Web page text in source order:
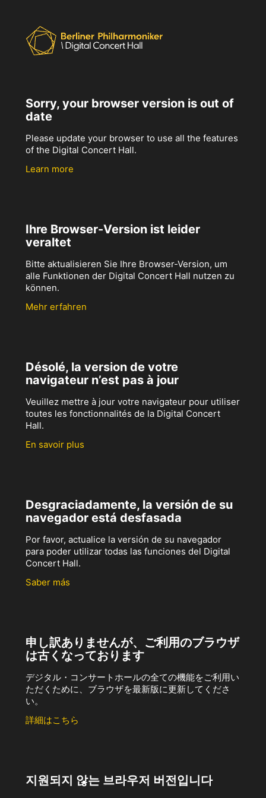
Sorry, your browser version is out of
date
Please update your browser to use all the features
of the Digital Concert Hall.
Learn more
Ihre Browser-Version ist leider
veraltet
Bitte aktualisieren Sie Ihre Browser-Version, um
alle Funktionen der Digital Concert Hall nutzen zu
können.
Mehr erfahren
Désolé, la version de votre
navigateur n’est pas à jour
Veuillez mettre à jour votre navigateur pour utiliser
toutes les fonctionnalités de la Digital Concert
Hall.
En savoir plus
Desgraciadamente, la versión de su
navegador está desfasada
Por favor, actualice la versión de su navegador
para poder utilizar todas las funciones del Digital
Concert Hall.
Saber más
申し訳ありませんが、ご利用のブラウザ
は古くなっております
デジタル・コンサートホールの全ての機能をご利用い
ただくために、ブラウザを最新版に更新してくださ
い。
詳細はこちら
지원되지 않는 브라우저 버전입니다